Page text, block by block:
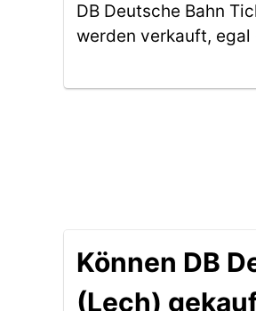
DB Deutsche Bahn
werden verkauft,
Können DB
(Lech)